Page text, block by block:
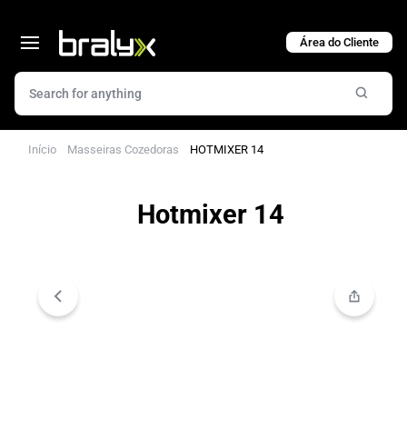
Início Masseiras Cozedoras HOTMIXER 14
Hotmixer 14